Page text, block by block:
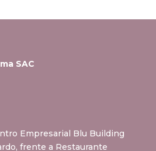
SAC
Empresarial Blu Building
frente a Restaurante